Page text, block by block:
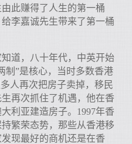
此赚得了人生的第一桶
李嘉诚先生带来了第一桶
道，八十年代，中英开始
制”是核心，当时多数香港
人再次把房子卖掉，移民
再次抓住了机遇，他在香
利亚建造房子。1997年香
繁荣态势，那些从香港移
现最好的商机还是在香